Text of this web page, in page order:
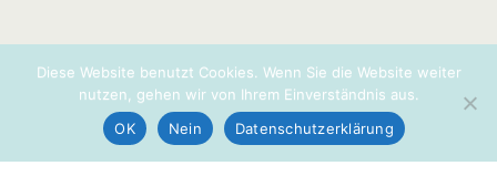
Diese Website benutzt Cookies. Wenn Sie die Website weiter
nutzen, gehen wir von Ihrem Einverständnis aus.
OK
Nein Datenschutzerklärung